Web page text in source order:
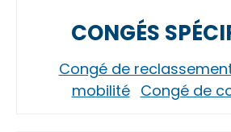
CONGÉS
Congé de
mobilité Congé de